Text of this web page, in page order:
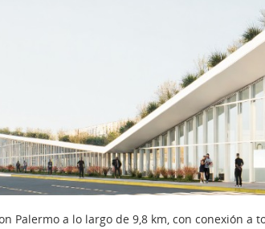
Palermo a lo largo de 9,8 km, con conexión